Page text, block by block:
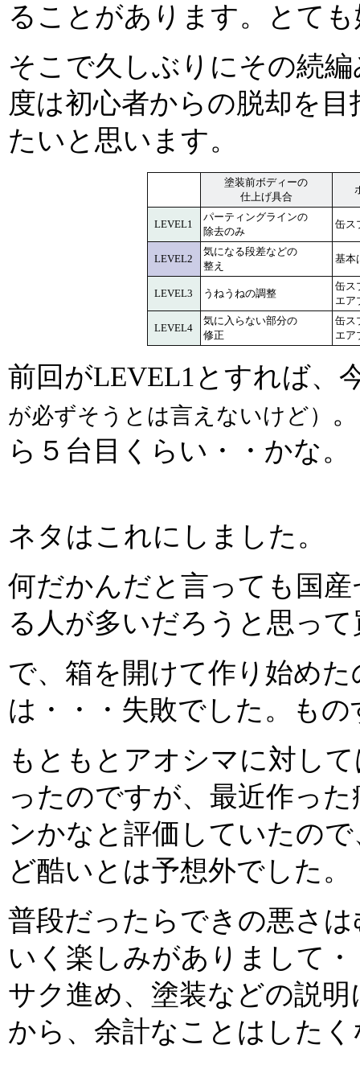
ることがあります。とて
そこで久しぶりにその続
度は初心者からの脱却を
たいと思います。
塗装前ボディーの
仕上げ具合
LEVEL1
パーティングラインの
除去のみ
缶ス
LEVEL2
気になる段差などの
整え
基本
LEVEL3 うねうねの調整
缶ス
エア
LEVEL4
気に入らない部分の
修正
缶ス
エア
前回がLEVEL1とすれば、
が必ずそうとは言えないけど）
ら５台目くらい・・かな。
ネタはこれにしました。
何だかんだと言っても国
る人が多いだろうと思っ
で、箱を開けて作り始め
は・・・失敗でした。も
もともとアオシマに対し
ったのですが、最近作った
ンかなと評価していたの
ど酷いとは予想外でした。
普段だったらできの悪さ
いく楽しみがありまして
サク進め、塗装などの説
から、余計なことはした